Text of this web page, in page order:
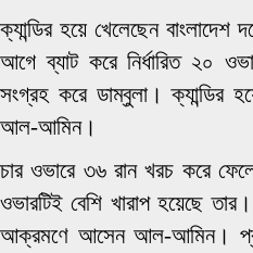
ক্যান্ডির হয়ে খেলেছেন
আগে ব্যাট করে নির্ধারিত ২০
সংগ্রহ করে ডাম্বুলা। ক্যান্ডির
আল-আমিন।
চার ওভারে ৩৬ রান খরচ করে
ওভারটিই বেশি খারাপ হয়েছে
আক্রমণে আসেন আল-আমিন।